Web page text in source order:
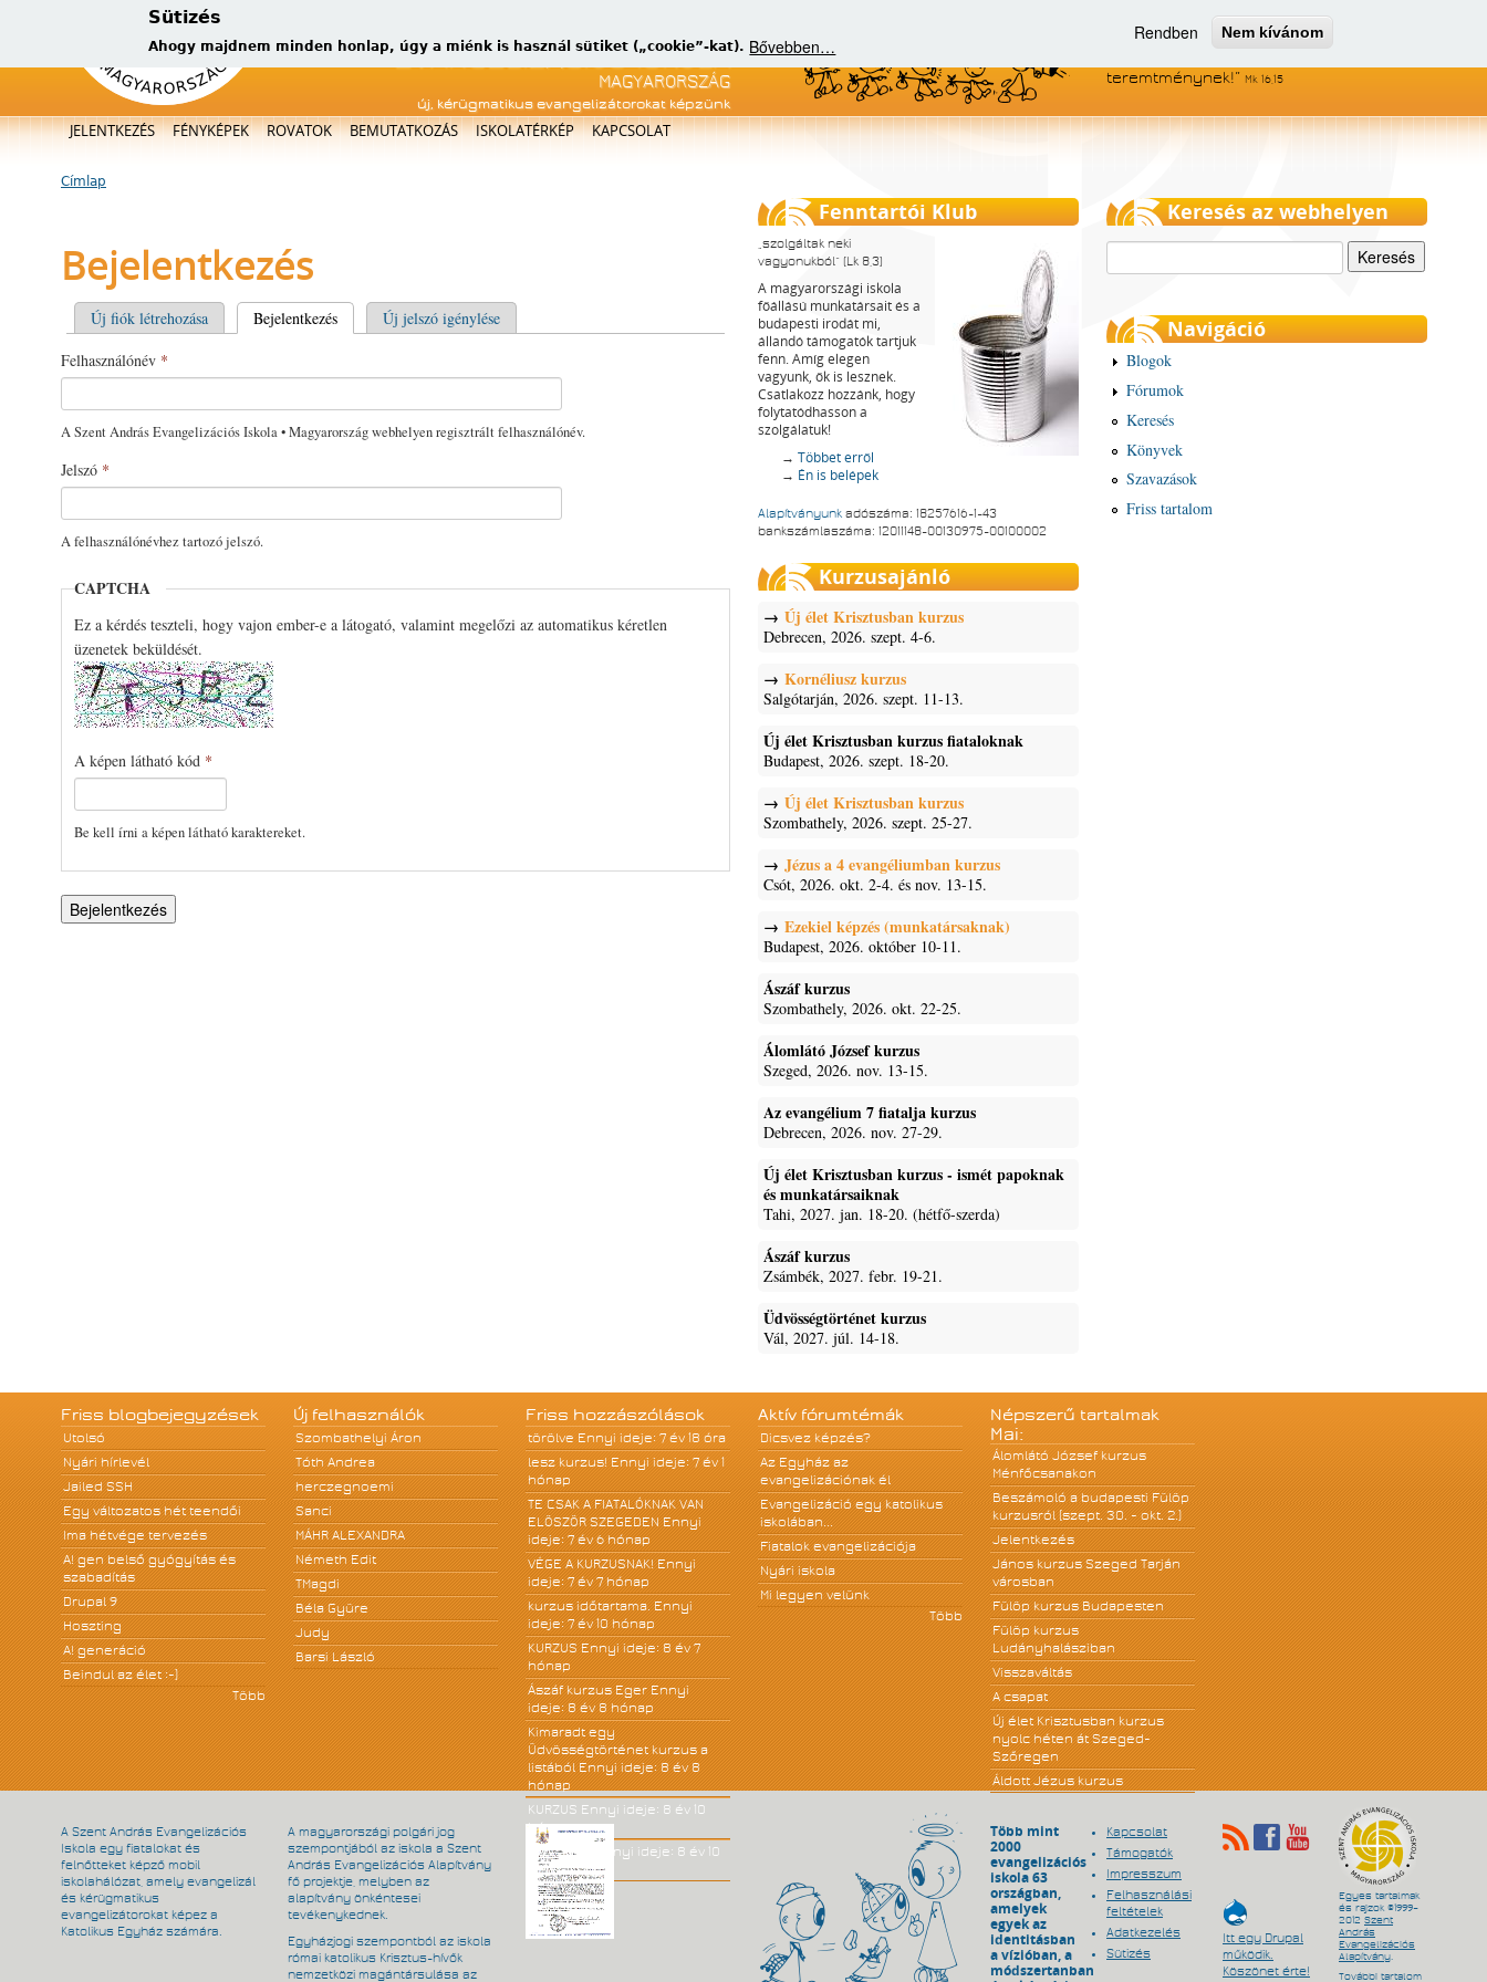
Sütizés
Ahogy majdnem minden honlap, úgy a miénk is használ sütiket („cookie”-kat). Bővebben…
Rendben Nem kívánom
új, kérügmatikus evangelizátorokat képzünk
Menjetek el az egész világra, és
teremtménynek!
Mk 16,15
Főmenü
JELENTKEZÉS FÉNYKÉPEK ROVATOK BEMUTATKOZÁS ISKOLATÉRKÉP KAPCSOLAT
Jelenlegi hely
Címlap
Bejelentkezés
Elsődleges fülek
Új fiók létrehozása Bejelentkezés (aktív fül)Új jelszó igénylése
Felhasználónév *
A Szent András Evangelizációs Iskola • Magyarország webhelyen regisztrált felhasználónév.
Jelszó *
A felhasználónévhez tartozó jelszó.
CAPTCHA
Ez a kérdés teszteli, hogy vajon ember-e a látogató, valamint megelőzi az automatikus kéretlen
üzenetek beküldését.
A képen látható kód *
Be kell írni a képen látható karaktereket.
Fenntartói Klub
szolgáltak neki
vagyonukból
(Lk 8,3)
A magyarországi iskola
főállású munkatársait és a
budapesti irodát mi,
állandó támogatók tartjuk
fenn. Amíg elegen
vagyunk, ők is lesznek.
Csatlakozz hozzánk, hogy
folytatódhasson a
szolgálatuk!
→ Többet erről
→ Én is belépek
Alapítványunk adószáma: 18257616-1-43
bankszámlaszáma: 12011148-00130975-00100002
Kurzusajánló
Új élet Krisztusban kurzus
Debrecen, 2026. szept. 4-6.
Kornéliusz kurzus
Salgótarján, 2026. szept. 11-13.
Új élet Krisztusban kurzus fiataloknak
Budapest, 2026. szept. 18-20.
Új élet Krisztusban kurzus
Szombathely, 2026. szept. 25-27.
Jézus a 4 evangéliumban kurzus
Csót, 2026. okt. 2-4. és nov. 13-15.
Ezekiel képzés (munkatársaknak)
Budapest, 2026. október 10-11.
Ászáf kurzus
Szombathely, 2026. okt. 22-25.
Álomlátó József kurzus
Szeged, 2026. nov. 13-15.
Az evangélium 7 fiatalja kurzus
Debrecen, 2026. nov. 27-29.
Új élet Krisztusban kurzus - ismét papoknak
és munkatársaiknak
Tahi, 2027. jan. 18-20. (hétfő-szerda)
Ászáf kurzus
Zsámbék, 2027. febr. 19-21.
Üdvösségtörténet kurzus
Vál, 2027. júl. 14-18.
Keresés az webhelyen
Navigáció
Blogok
Fórumok
Keresés
Könyvek
Szavazások
Friss tartalom
Friss blogbejegyzések
Utolsó
Nyári hírlevél
Jailed SSH
Egy változatos hét teendői
Ima hétvége tervezés
A! gen belső gyógyítás és
szabadítás
Drupal 9
Hoszting
A! generáció
Beindul az élet :-)
Több
Új felhasználók
Szombathelyi Áron
Tóth Andrea
herczegnoemi
Sanci
MÁHR ALEXANDRA
Németh Edit
TMagdi
Béla Gyüre
Judy
Barsi László
Friss hozzászólások
törölve Ennyi ideje: 7 év 18 óra
lesz kurzus! Ennyi ideje: 7 év 1
hónap
TE CSAK A FIATALÓKNAK VAN
ELÖSZÖR SZEGEDEN Ennyi
ideje: 7 év 6 hónap
VÉGE A KURZUSNAK! Ennyi
ideje: 7 év 7 hónap
kurzus időtartama. Ennyi
ideje: 7 év 10 hónap
KURZUS Ennyi ideje: 8 év 7
hónap
Ászáf kurzus Eger Ennyi
ideje: 8 év 8 hónap
Kimaradt egy
Üdvösségtörténet kurzus a
listából Ennyi ideje: 8 év 8
hónap
KURZUS Ennyi ideje: 8 év 10
hónap
JÓ KÖNYV!
Ennyi ideje: 8 év 10
hónap
Aktív fórumtémák
Dicsvez képzés?
Az Egyház az
evangelizációnak él
Evangelizáció egy katolikus
iskolában...
Fiatalok evangelizációja
Nyári iskola
Mi legyen velünk
Több
Népszerű tartalmak
Mai:
Álomlátó József kurzus
Ménfőcsanakon
Beszámoló a budapesti Fülöp
kurzusról (szept. 30. - okt. 2.)
Jelentkezés
János kurzus Szeged Tarján
városban
Fülöp kurzus Budapesten
Fülöp kurzus
Ludányhalásziban
Visszaváltás
A csapat
Új élet Krisztusban kurzus
nyolc héten át Szeged-
Szőregen
Áldott Jézus kurzus
A Szent András Evangelizációs
Iskola egy fiatalokat és
felnőtteket képző mobil
iskolahálózat, amely evangelizál
és kérügmatikus
evangelizátorokat képez a
Katolikus Egyház számára.
A magyarországi polgári jog
szempontjából az iskola a Szent
András Evangelizációs Alapítvány
fő projektje, melyben az
alapítvány önkéntesei
tevékenykednek.
Egyházjogi szempontból az iskola
római katolikus Krisztus-hívők
nemzetközi magántársulása az
Több mint
2000
evangelizációs
iskola 63
országban,
amelyek
egyek az
identitásban
a vízióban, a
módszertanban
Kapcsolat
Támogatók
Impresszum
Felhasználási
feltételek
Adatkezelés
Sütizés
Itt egy Drupal
működik.
Köszönet érte!
Egyes tartalmak
és rajzok ©1999–
2012 Szent
András
Evangelizációs
Alapítvány
További tartalom